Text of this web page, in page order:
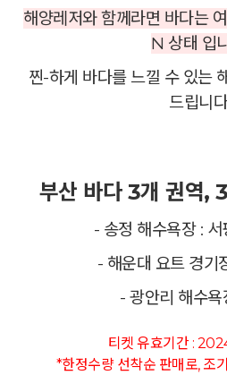
해양레저와 함께라면 바다는
N 상태 입
찐-하게 바다를 느낄 수 있는
드립니
부산 바다 3개 권역,
- 송정 해수욕장 :
- 해운대 요트 경기
- 광안리 해수
티켓 유효기간 :
*한정수량 선착순 판매로, 조